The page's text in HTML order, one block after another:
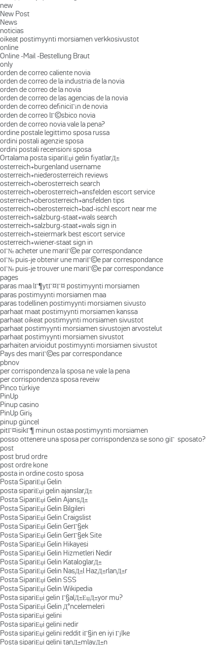
new
New Post
News
noticias
oikeat postimyynti morsiamen verkkosivustot
online
Online -Mail -Bestellung Braut
only
orden de correo caliente novia
orden de correo de la industria de la novia
orden de correo de la novia
orden de correo de las agencias de la novia
orden de correo definiciГіn de novia
orden de correo lГ©sbico novia
orden de correo novia vale la pena?
ordine postale legittimo sposa russa
ordini postali agenzie sposa
ordini postali recensioni sposa
Ortalama posta sipariЕџi gelin fiyatlarД±
osterreich+burgenland username
osterreich+niederosterreich reviews
osterreich+oberosterreich search
osterreich+oberosterreich+ansfelden escort service
osterreich+oberosterreich+ansfelden tips
osterreich+oberosterreich+bad-ischl escort near me
osterreich+salzburg-staat+wals search
osterreich+salzburg-staat+wals sign in
osterreich+steiermark best escort service
osterreich+wiener-staat sign in
oГ№ acheter une mariГ©e par correspondance
oГ№ puis-je obtenir une mariГ©e par correspondance
oГ№ puis-je trouver une mariГ©e par correspondance
pages
paras maa lГ¶ytГ¤Г¤ postimyynti morsiamen
paras postimyynti morsiamen maa
paras todellinen postimyynti morsiamen sivusto
parhaat maat postimyynti morsiamen kanssa
parhaat oikeat postimyynti morsiamen sivustot
parhaat postimyynti morsiamen sivustojen arvostelut
parhaat postimyynti morsiamen sivustot
parhaiten arvioidut postimyynti morsiamen sivustot
Pays des mariГ©es par correspondance
pbnov
per corrispondenza la sposa ne vale la pena
per corrispondenza sposa reveiw
Pinco türkiye
PinUp
Pinup casino
PinUp Giriş
pinup güncel
pitГ¤isikГ¶ minun ostaa postimyynti morsiamen
posso ottenere una sposa per corrispondenza se sono giГ sposato?
post
post brud ordre
post ordre kone
posta in ordine costo sposa
Posta SipariЕџi Gelin
posta sipariЕџi gelin ajanslarД±
Posta SipariЕџi Gelin AjansД±
Posta SipariЕџi Gelin Bilgileri
Posta SipariЕџi Gelin Craigslist
Posta SipariЕџi Gelin GerГ§ek
Posta SipariЕџi Gelin GerГ§ek Site
Posta SipariЕџi Gelin Hikayesi
Posta SipariЕџi Gelin Hizmetleri Nedir
Posta SipariЕџi Gelin KataloglarД±
Posta SipariЕџi Gelin NasД±l HazД±rlanД±r
Posta SipariЕџi Gelin SSS
Posta SipariЕџi Gelin Wikipedia
Posta sipariЕџi gelin Г§alД±ЕџД±yor mu?
Posta SipariЕџi Gelin Д°ncelemeleri
Posta sipariЕџi gelini
Posta sipariЕџi gelini nedir
Posta sipariЕџi gelini reddit iГ§in en iyi Гјlke
Posta sipariЕџi gelini tanД±mlayД±n